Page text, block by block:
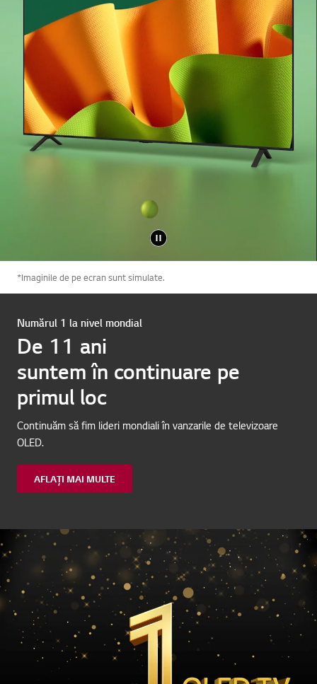
*Imaginile de pe ecran sunt simulate.
Numărul 1 la nivel mondial
De 11 ani
suntem în continuare pe
primul loc
Continuăm să fim lideri mondiali în vanzarile de televizoare
OLED.
AFLAȚI MAI MULTE